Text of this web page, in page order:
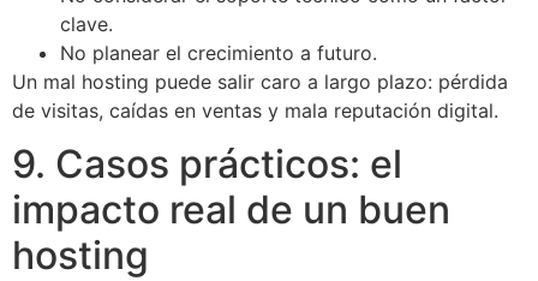
clave.
No planear el crecimiento a futuro.
Un mal hosting puede salir caro a largo plazo: pérdida
de visitas, caídas en ventas y mala reputación digital.
9. Casos prácticos: el
impacto real de un buen
hosting